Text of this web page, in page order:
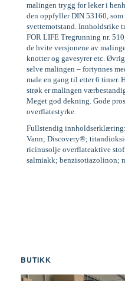
malingen trygg for leker i
den oppfyller DIN 53160, som
svettemotstand. Innholdsrike
FOR LIFE Tregrunning nr.
de hvite versjonene av
knotter og gavesyrer etc.
selve malingen – fortynnes
male en gang til etter 6 timer.
strøk er malingen
Meget god dekning. Gode
overflatestyrke.
Fullstendig innholdserklæring:
Vann; Discovery®;
ricinusolje overflateaktive
salmiakk; benzisotiazolinon;
BUTIKK